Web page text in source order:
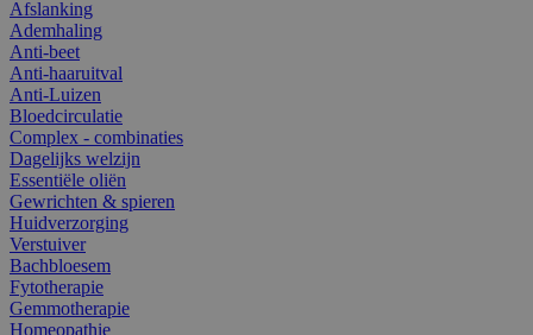
Afslanking
Ademhaling
Anti-beet
Anti-haaruitval
Anti-Luizen
Bloedcirculatie
Complex - combinaties
Dagelijks welzijn
Essentiële oliën
Gewrichten & spieren
Huidverzorging
Verstuiver
Bachbloesem
Fytotherapie
Gemmotherapie
Homeopathie